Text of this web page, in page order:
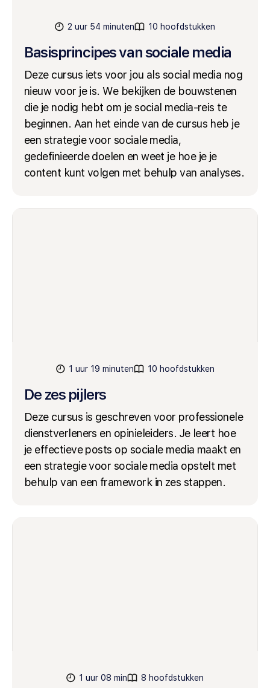
2 uur 54 minuten 10 hoofdstukken
Basisprincipes van sociale media
Deze cursus iets voor jou als social media nog
nieuw voor je is. We bekijken de bouwstenen
die je nodig hebt om je social media-reis te
beginnen. Aan het einde van de cursus heb je
een strategie voor sociale media,
gedefinieerde doelen en weet je hoe je je
content kunt volgen met behulp van analyses.
1 uur 19 minuten 10 hoofdstukken
De zes pijlers
Deze cursus is geschreven voor professionele
dienstverleners en opinieleiders. Je leert hoe
je effectieve posts op sociale media maakt en
een strategie voor sociale media opstelt met
behulp van een framework in zes stappen.
1 uur 08 min 8 hoofdstukken